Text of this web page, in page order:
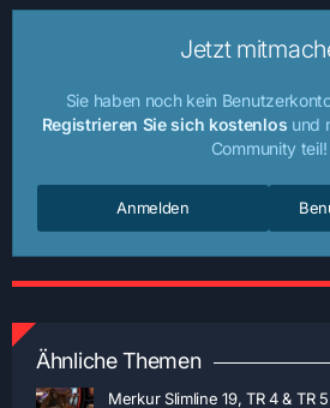
Jetzt
Sie haben noch kein
Registrieren Sie sich kostenlos und
Community teil!
Anmelden
Ähnliche Themen
Merkur Slimline 19, TR 4 & TR 5